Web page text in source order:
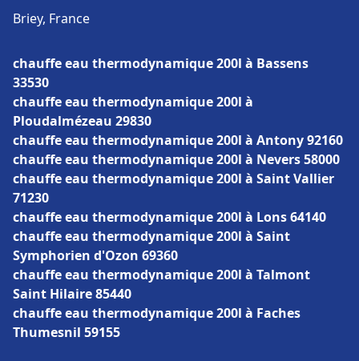
Briey, France
chauffe eau thermodynamique 200l à Bassens
33530
chauffe eau thermodynamique 200l à
Ploudalmézeau 29830
chauffe eau thermodynamique 200l à Antony 92160
chauffe eau thermodynamique 200l à Nevers 58000
chauffe eau thermodynamique 200l à Saint Vallier
71230
chauffe eau thermodynamique 200l à Lons 64140
chauffe eau thermodynamique 200l à Saint
Symphorien d'Ozon 69360
chauffe eau thermodynamique 200l à Talmont
Saint Hilaire 85440
chauffe eau thermodynamique 200l à Faches
Thumesnil 59155